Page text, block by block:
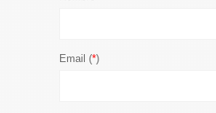
Email (*)